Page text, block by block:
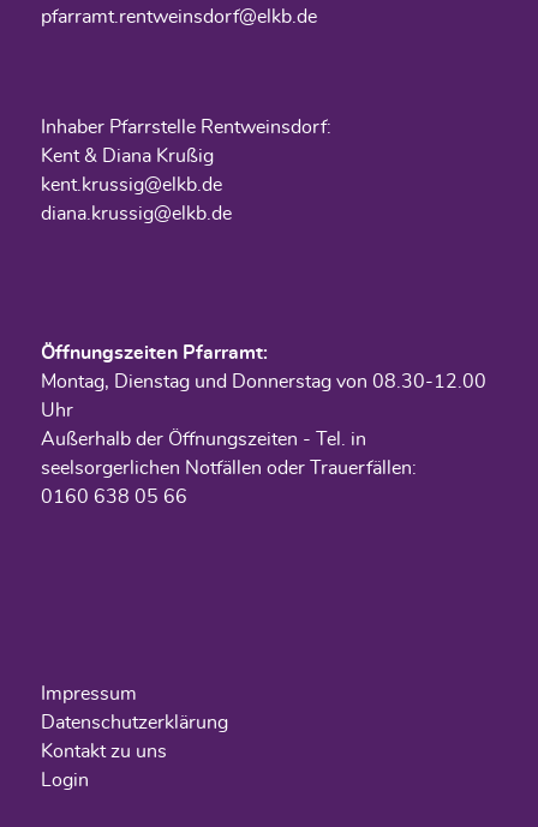
pfarramt.rentweinsdorf@elkb.de
Inhaber Pfarrstelle Rentweinsdorf:
Kent & Diana Krußig
kent.krussig@elkb.de
diana.krussig@elkb.de
Öffnungszeiten Pfarramt:
Montag, Dienstag und Donnerstag von 08.30-12.00
Uhr
Außerhalb der Öffnungszeiten - Tel. in
seelsorgerlichen Notfällen oder Trauerfällen:
0160 638 05 66
Impressum
Datenschutzerklärung
Kontakt zu uns
Login